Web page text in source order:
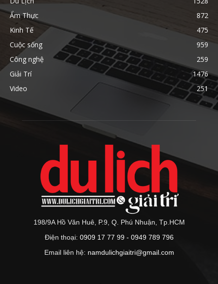
Ẩm Thực
872
Kinh Tế
475
Cuộc sống
959
Công nghệ
259
Giải Trí
1476
Video
251
198/9A Hồ Văn Huê, P.9, Q. Phú Nhuận, Tp.HCM
Điện thoại: 0909 17 77 99 - 0949 789 796
Email liên hệ: namdulichgiaitri@gmail.com